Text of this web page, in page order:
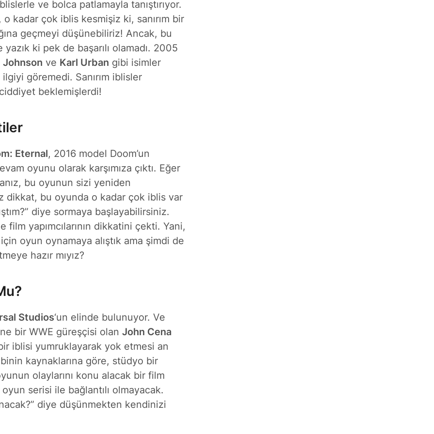
ve bolca patlamayla tanıştırıyor.
o kadar çok iblis kesmişiz ki, sanırım bir
geçmeyi düşünebiliriz! Ancak, bu
ki pek de başarılı olamadı. 2005
Johnson ve Karl Urban gibi isimler
göremedi. Sanırım iblisler
beklemişlerdi!
Eternal, 2016 model Doom’un
oyunu olarak karşımıza çıktı. Eğer
bu oyunun sizi yeniden
dikkat, bu oyunda o kadar çok iblis var
diye sormaya başlayabilirsiniz.
yapımcılarının dikkatini çekti. Yani,
oyun oynamaya alıştık ama şimdi de
hazır mıyız?
Studios‘un elinde bulunuyor. Ve
bir WWE güreşçisi olan John Cena
iblisi yumruklayarak yok etmesi an
kaynaklarına göre, stüdyo bir
olaylarını konu alacak bir film
serisi ile bağlantılı olmayacak.
diye düşünmekten kendinizi